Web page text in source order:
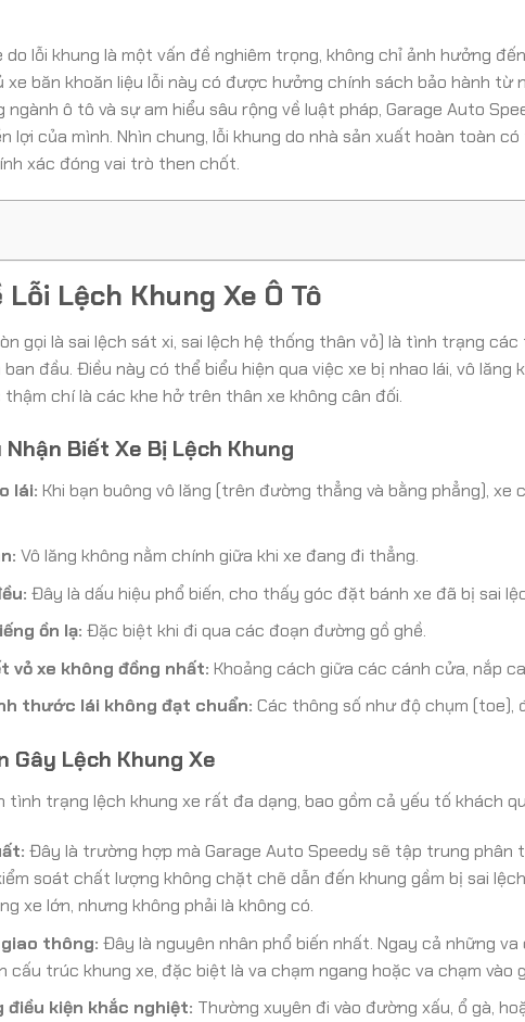
lỗi khung là một vấn đề nghiêm trọng, không chỉ ảnh hưởng
xe băn khoăn liệu lỗi này có được hưởng chính sách bảo hành từ
ô tô và sự am hiểu sâu rộng về luật pháp, Garage Auto
lợi của mình. Nhìn chung, lỗi khung do nhà sản xuất hoàn toàn
xác đóng vai trò then chốt.
Lỗi Lệch Khung Xe Ô Tô
gọi là sai lệch sát xi, sai lệch hệ thống thân vỏ) là tình trạng
đầu. Điều này có thể biểu hiện qua việc xe bị nhao lái, vô lăng
thậm chí là các khe hở trên thân xe không cân đối.
Nhận Biết Xe Bị Lệch Khung
lái: Khi bạn buông vô lăng (trên đường thẳng và bằng phẳng),
Vô lăng không nằm chính giữa khi xe đang đi thẳng.
Đây là dấu hiệu phổ biến, cho thấy góc đặt bánh xe đã bị sai
ồn lạ: Đặc biệt khi đi qua các đoạn đường gồ ghề.
vỏ xe không đồng nhất: Khoảng cách giữa các cánh cửa, nắp
thước lái không đạt chuẩn: Các thông số như độ chụm (toe),
Gây Lệch Khung Xe
tình trạng lệch khung xe rất đa dạng, bao gồm cả yếu tố khách
Đây là trường hợp mà Garage Auto Speedy sẽ tập trung phân
soát chất lượng không chặt chẽ dẫn đến khung gầm bị sai
xe lớn, nhưng không phải là không có.
thông: Đây là nguyên nhân phổ biến nhất. Ngay cả những
cấu trúc khung xe, đặc biệt là va chạm ngang hoặc va chạm vào
điều kiện khắc nghiệt: Thường xuyên đi vào đường xấu, ổ gà,